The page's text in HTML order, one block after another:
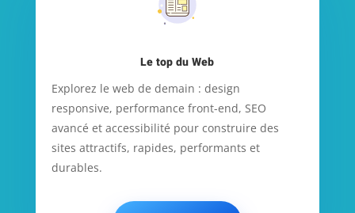
Le top du Web
Explorez le web de demain : design
responsive, performance front-end, SEO
avancé et accessibilité pour construire des
sites attractifs, rapides, performants et
durables.